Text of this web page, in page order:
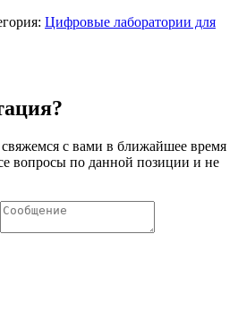
Цифровые лаборатории для
с вами в ближайшее время
вопросы по данной позиции и не